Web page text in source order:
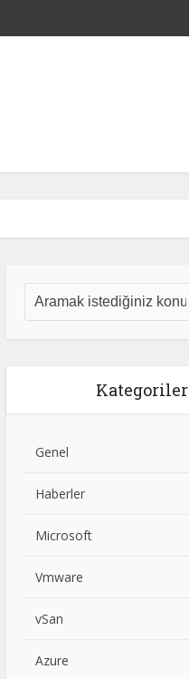
Kategoriler
Genel
Haberler
Microsoft
Vmware
vSan
Azure